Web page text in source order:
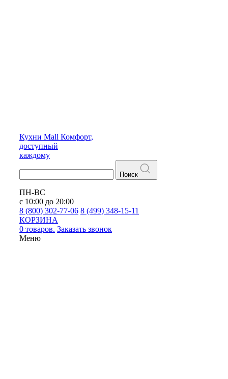
Кухни Mall Комфорт,
доступный
каждому
Поиск
ПН-ВС
с 10:00 до 20:00
8 (800) 302-77-06 8 (499) 348-15-11
КОРЗИНА
0 товаров. Заказать звонок
Меню